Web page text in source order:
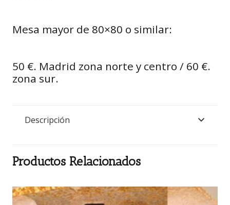
Mesa mayor de 80×80 o similar:
50 €. Madrid zona norte y centro / 60 €.
zona sur.
Descripción
Productos Relacionados